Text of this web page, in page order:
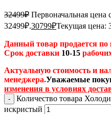
32499₽ Первоначальная цена
32499₽.30799₽Текущая цена:
Данный товар продается по
Срок доставки 10-15
Актуальную стоимость и
менеджера.Уважаемые
изменения в условиях
Количество товара
искристый